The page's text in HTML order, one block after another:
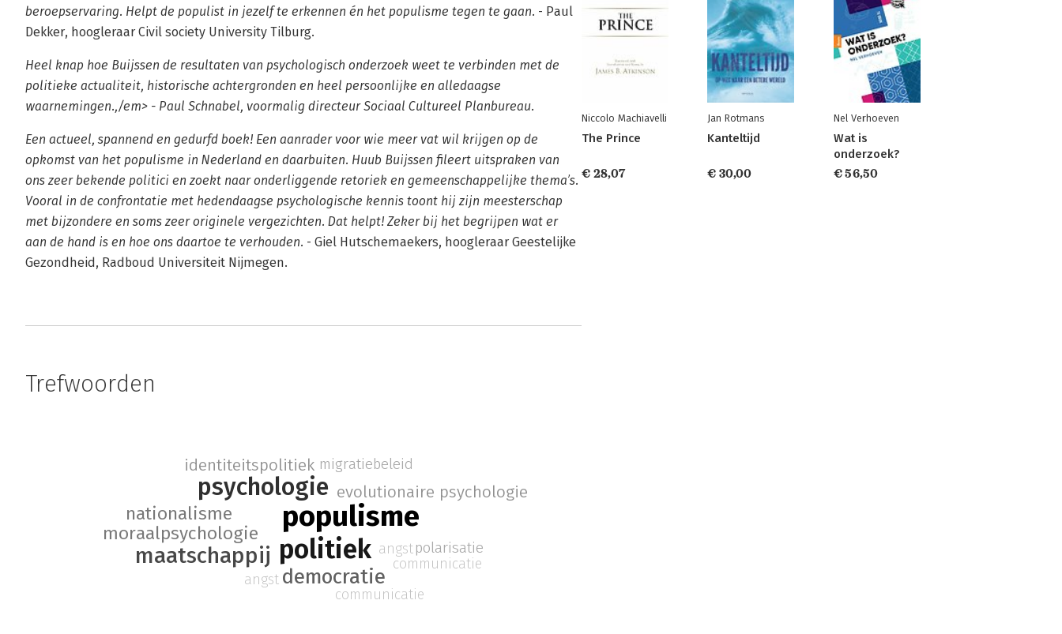
beroepservaring. Helpt de populist in jezelf te erkennen én het populisme tegen te gaan. - Paul
Dekker, hoogleraar Civil society University Tilburg.
Heel knap hoe Buijssen de resultaten van psychologisch onderzoek weet te verbinden met de
politieke actualiteit, historische achtergronden en heel persoonlijke en alledaagse
waarnemingen.,/em> - Paul Schnabel, voormalig directeur Sociaal Cultureel Planbureau.
Een actueel, spannend en gedurfd boek! Een aanrader voor wie meer vat wil krijgen op de
opkomst van het populisme in Nederland en daarbuiten. Huub Buijssen fileert uitspraken van
ons zeer bekende politici en zoekt naar onderliggende retoriek en gemeenschappelijke thema’s.
Vooral in de confrontatie met hedendaagse psychologische kennis toont hij zijn meesterschap
met bijzondere en soms zeer originele vergezichten. Dat helpt! Zeker bij het begrijpen wat er
aan de hand is en hoe ons daartoe te verhouden. - Giel Hutschemaekers, hoogleraar Geestelijke
Gezondheid, Radboud Universiteit Nijmegen.
Trefwoorden
populisme
politiek
psychologie
maatschappij
democratie
moraalpsychologie
nationalisme
identiteitspolitiek
evolutionaire psychologie
migratiebeleid
polarisatie
communicatie
angst
communicatie
angst
Niccolo Machiavelli
The Prince
€ 28,07
Jan Rotmans
Kanteltijd
€ 30,00
Nel Verhoeven
Wat is
onderzoek?
€ 56,50